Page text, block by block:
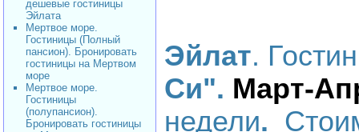
дешевые гостиницы
Эйлата
Мертвое море.
Гостиницы (Полный
пансион). Бронировать
гостиницы на Мертвом
море
Мертвое море.
Гостиницы
(полупансион).
Бронировать гостиницы
Эйлат.
Си". Март-
недели.